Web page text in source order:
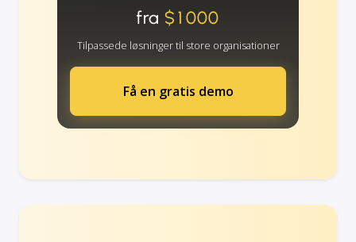
fra $1000
Tilpassede løsninger til store organisationer
Få en gratis demo